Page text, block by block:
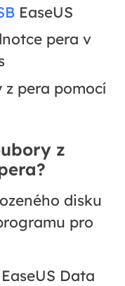
EaseUS
pera v
pera pomocí
z
disku
pro
Data